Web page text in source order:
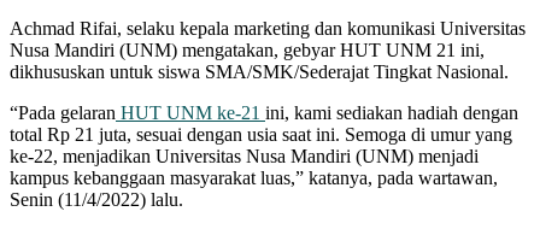
Achmad Rifai, selaku kepala marketing dan komunikasi Universitas
Nusa Mandiri (UNM) mengatakan, gebyar HUT UNM 21 ini,
dikhususkan untuk siswa SMA/SMK/Sederajat Tingkat Nasional.
“Pada gelaran HUT UNM ke-21 ini, kami sediakan hadiah dengan
total Rp 21 juta, sesuai dengan usia saat ini. Semoga di umur yang
ke-22, menjadikan Universitas Nusa Mandiri (UNM) menjadi
kampus kebanggaan masyarakat luas,” katanya, pada wartawan,
Senin (11/4/2022) lalu.